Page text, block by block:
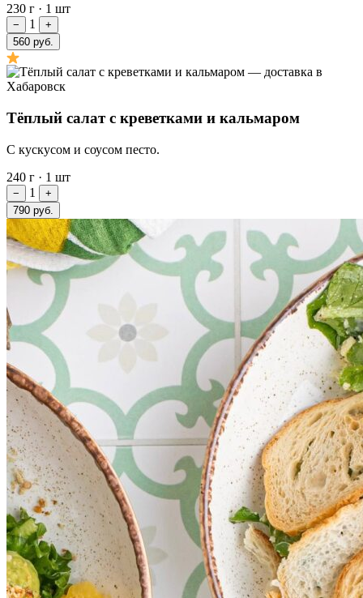
230 г · 1 шт
− 1
+
560 руб.
Тёплый салат с креветками и кальмаром
С кускусом и соусом песто.
240 г · 1 шт
− 1
+
790 руб.